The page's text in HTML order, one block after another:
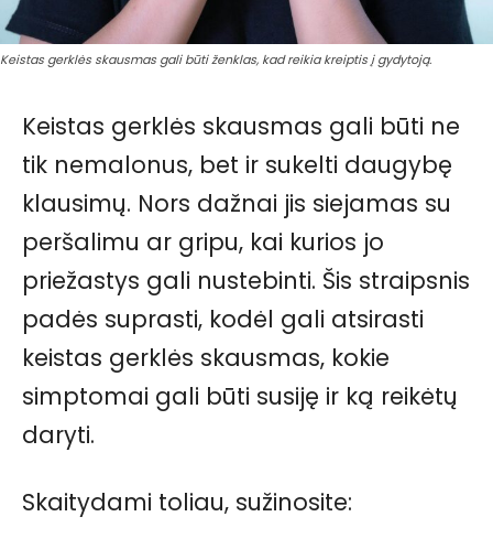
Keistas gerklės skausmas gali būti ženklas, kad reikia kreiptis į gydytoją.
Keistas gerklės skausmas gali būti ne
tik nemalonus, bet ir sukelti daugybę
klausimų. Nors dažnai jis siejamas su
peršalimu ar gripu, kai kurios jo
priežastys gali nustebinti. Šis straipsnis
padės suprasti, kodėl gali atsirasti
keistas gerklės skausmas, kokie
simptomai gali būti susiję ir ką reikėtų
daryti.
Skaitydami toliau, sužinosite: